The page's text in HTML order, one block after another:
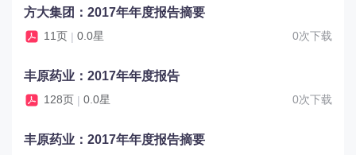
方大集团：2017年年度报告摘要
11页 | 0.0星 0次下载
丰原药业：2017年年度报告
128页 | 0.0星 0次下载
丰原药业：2017年年度报告摘要